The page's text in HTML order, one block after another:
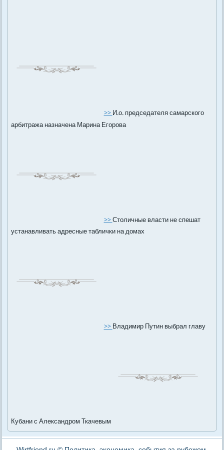
>>И.о. председателя самарского
арбитража назначена Марина Егорова
>>Столичные власти не спешат
устанавливать адресные таблички на домах
>>Владимир Путин выбрал главу
Кубани с Александром Ткачевым